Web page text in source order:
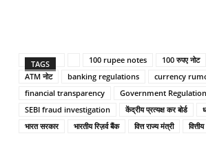
TAGS 100 rupee notes 100 रुपए नोट
ATM नोट
banking regulations currency
financial transparency
Government
SEBI fraud investigation
केंद्रीय प्रत्यक्ष कर बोर्ड
भारत सरकार
भारतीय रिज़र्व बैंक वित्त राज्य मंत्री